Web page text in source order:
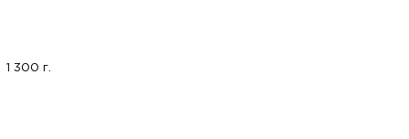
1 300 г.